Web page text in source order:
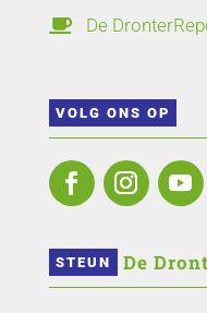
 De
VOLG ONS OP
STEUN De